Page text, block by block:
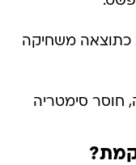
כתוצאה משחיקה
חוסר סימטריה